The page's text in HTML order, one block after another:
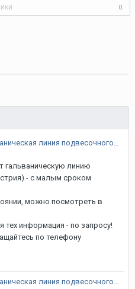
0
Автоматическая гальваническая линия подвесочного типа (Австрия)
гальваническую линию
- с малым сроком
можно посмотреть в
тех информация - по запросу!
по телефону